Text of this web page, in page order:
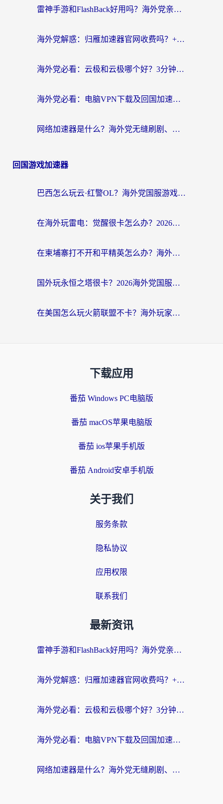
雷神手游和FlashBack好用吗？海外党亲测指南，避开破解版坑轻松访问国内资源
海外党解惑：归雁加速器官网收费吗？+3个回国加速问题的真实答案
海外党必看：云极和云极哪个好？3分钟选对回国加速器，无缝访问国内资源
海外党必看：电脑VPN下载及回国加速器选择指南——无缝访问国内资源不再难
网络加速器是什么？海外党无缝刷剧、看NBA的实用指南
回国游戏加速器
巴西怎么玩云·红警OL？海外党国服游戏加速终极攻略（附非洲逆水寒&天下山海低延迟技巧）
在海外玩雷电：觉醒很卡怎么办？2026终极指南帮你告别延迟与卡顿
在柬埔寨打不开和平精英怎么办？海外党必看的国服游戏加速终极指南
国外玩永恒之塔很卡？2026海外党国服游戏加速器终极指南（附街头篮球坦克世界实测）
在美国怎么玩火箭联盟不卡？海外玩家国服游戏加速终极指南（附明日方舟美版王者荣耀优化技巧）
下载应用
番茄 Windows PC电脑版
番茄 macOS苹果电脑版
番茄 ios苹果手机版
番茄 Android安卓手机版
关于我们
服务条款
隐私协议
应用权限
联系我们
最新资讯
雷神手游和FlashBack好用吗？海外党亲测指南，避开破解版坑轻松访问国内资源
海外党解惑：归雁加速器官网收费吗？+3个回国加速问题的真实答案
海外党必看：云极和云极哪个好？3分钟选对回国加速器，无缝访问国内资源
海外党必看：电脑VPN下载及回国加速器选择指南——无缝访问国内资源不再难
网络加速器是什么？海外党无缝刷剧、看NBA的实用指南